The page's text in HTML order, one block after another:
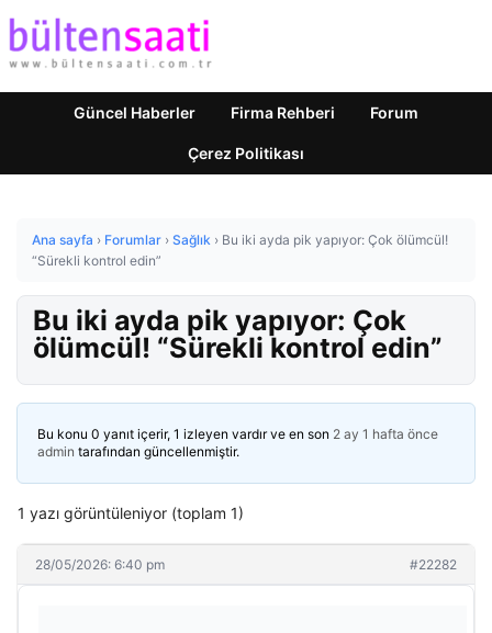
Güncel Haberler Firma Rehberi Forum
Çerez Politikası
Ana sayfa › Forumlar › Sağlık › Bu iki ayda pik yapıyor: Çok ölümcül!
“Sürekli kontrol edin”
Bu iki ayda pik yapıyor: Çok
ölümcül! “Sürekli kontrol edin”
Bu konu 0 yanıt içerir, 1 izleyen vardır ve en son 2 ay 1 hafta önce
admin tarafından güncellenmiştir.
1 yazı görüntüleniyor (toplam 1)
28/05/2026: 6:40 pm #22282